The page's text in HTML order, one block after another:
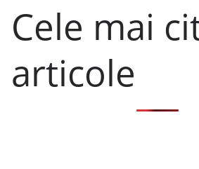
Cele mai
articole